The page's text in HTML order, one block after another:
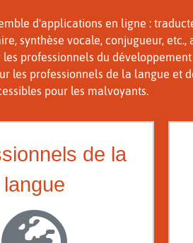
d'applications en ligne :
synthèse vocale, conjugueur, etc.,
les professionnels du développement
les professionnels de la langue et
pour les malvoyants.
de la
langue